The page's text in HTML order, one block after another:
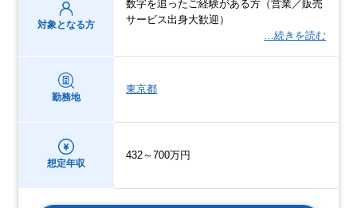
対象となる方
数字を追ったご経験がある方（営業／販売
サービス出身大歓迎）
…続きを読む
勤務地
東京都
想定年収
432～700万円